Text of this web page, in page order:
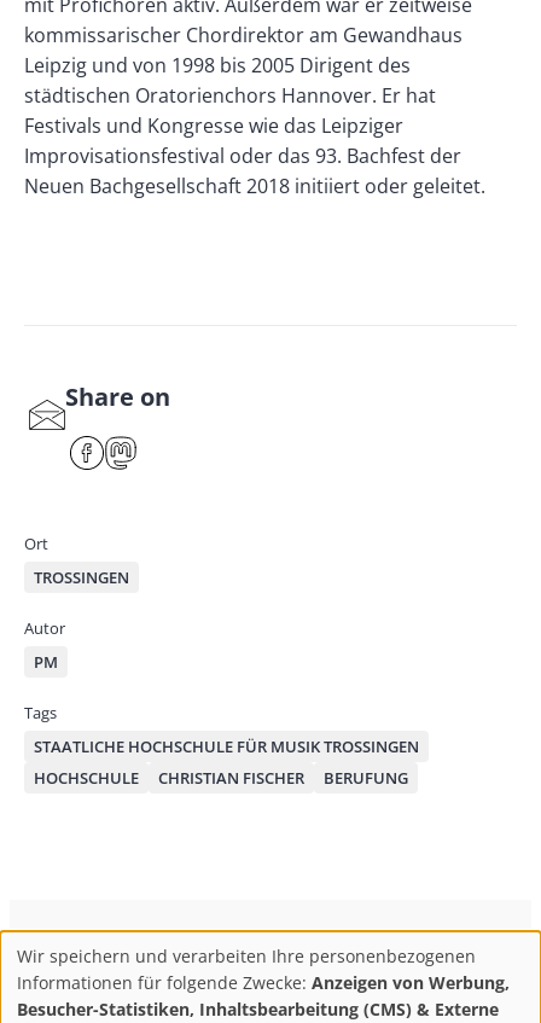
kommissarischer Chordirektor am Gewandhaus
Leipzig und von 1998 bis 2005 Dirigent des
städtischen Oratorienchors Hannover. Er hat
Festivals und Kongresse wie das Leipziger
Improvisationsfestival oder das 93. Bachfest der
Neuen Bachgesellschaft 2018 initiiert oder geleitet.
S
Share on
F
Ort
TROSSINGEN
Autor
PM
Tags
STAATLICHE HOCHSCHULE FÜR MUSIK TROSSINGEN
HOCHSCHULE
CHRISTIAN FISCHER BERUFUNG
Footer
ConBrio Kulturmedienhaus AGB
Datenschutz
Impressum
Info & Kontakt
Abo kündigen / Widerruf der Bestellung
Use
of
Wir speichern und verarbeiten Ihre personenbezogenen
Informationen für folgende Zwecke: Anzeigen von Werbung,
Besucher-Statistiken, Inhaltsbearbeitung (CMS) & Externe